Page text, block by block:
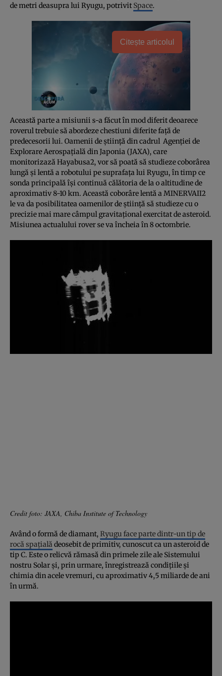
de metri deasupra lui Ryugu, potrivit Space.
Citește articolul
Această parte a misiunii s-a făcut în mod diferit deoarece
roverul trebuie să abordeze chestiuni diferite faţă de
predecesorii lui. Oamenii de ştiinţă din cadrul Agenţiei de
Explorare Aerospaţială din Japonia (JAXA), care
monitorizază Hayabusa2, vor să poată să studieze coborârea
lungă şi lentă a robotului pe suprafaţa lui Ryugu, în timp ce
sonda principală îşi continuă călătoria de la o altitudine de
aproximativ 8-10 km. Această coborâre lentă a MINERVAII2
le va da posibilitatea oamenilor de ştiinţă să studieze cu o
precizie mai mare câmpul gravitaţional exercitat de asteroid.
Misiunea actualului rover se va încheia în 8 octombrie.
Credit foto: JAXA, Chiba Institute of Technology
Având o formă de diamant, Ryugu face parte dintr-un tip de
rocă spaţială deosebit de primitiv, cunoscut ca un asteroid de
tip C. Este o relicvă rămasă din primele zile ale Sistemului
nostru Solar şi, prin urmare, înregistrează condiţiile şi
chimia din acele vremuri, cu aproximativ 4,5 miliarde de ani
în urmă.